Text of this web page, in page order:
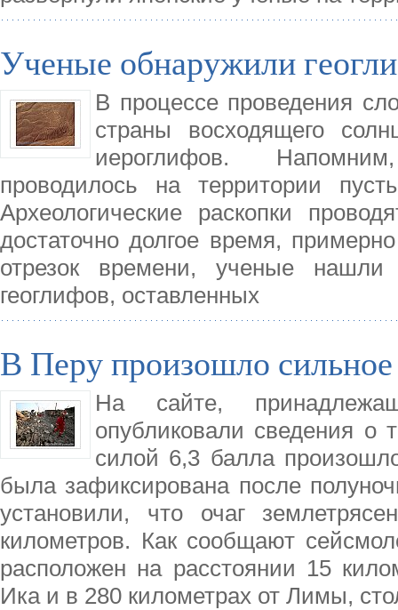
Ученые обнаружили
В процессе проведения
страны восходящего
иероглифов.
проводилось на территории
Археологические раскопки
достаточно долгое время,
отрезок времени, ученые
геоглифов, оставленных
В Перу произошло сильное
На сайте,
опубликовали сведения о
силой 6,3 балла
была зафиксирована после
установили, что очаг
километров. Как сообщают
расположен на расстоянии 15
Ика и в 280 километрах от Лимы,